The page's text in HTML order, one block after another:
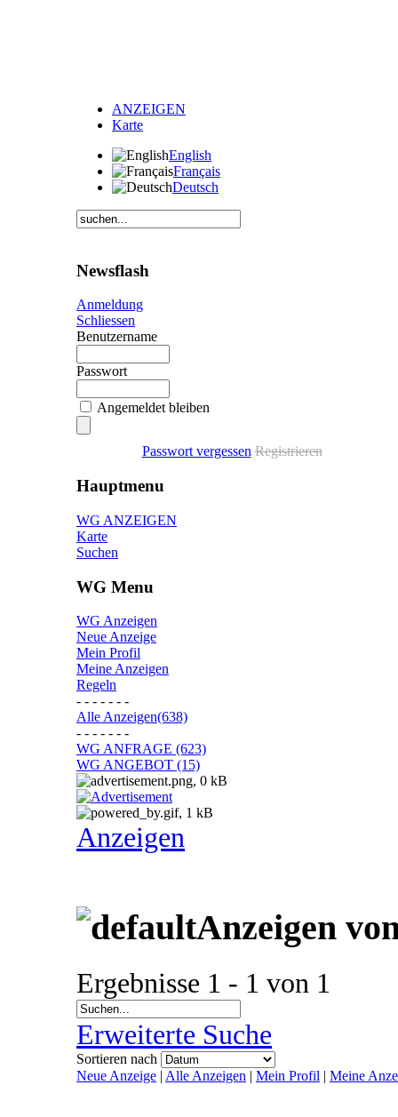
ANZEIGEN
Karte
English
Français
Deutsch
Newsflash
Anmeldung
Schliessen
Benutzername
Passwort
Angemeldet bleiben
Passwort vergessen Registrieren
Hauptmenu
WG ANZEIGEN
Karte
Suchen
WG Menu
WG Anzeigen
Neue Anzeige
Mein Profil
Meine Anzeigen
Regeln
- - - - - - -
Alle Anzeigen(638)
- - - - - - -
WG ANFRAGE (623)
WG ANGEBOT (15)
Anzeigen
Anzeigen
Ergebnisse 1 - 1 von 1
Erweiterte Suche
Sortieren nach
Neue Anzeige | Alle Anzeigen | Mein Profil | Meine